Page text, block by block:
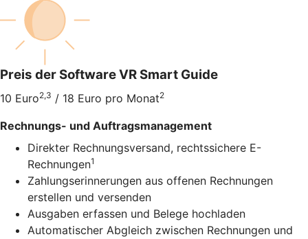
Preis der Software VR Smart Guide
10 Euro2,3 / 18 Euro pro Monat2
Rechnungs- und Auftragsmanagement
Direkter Rechnungsversand, rechtssichere E-
Rechnungen1
Zahlungserinnerungen aus offenen Rechnungen
erstellen und versenden
Ausgaben erfassen und Belege hochladen
Automatischer Abgleich zwischen Rechnungen und